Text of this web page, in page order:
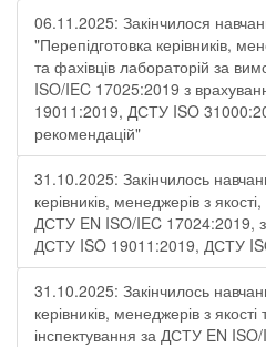
06.11.2025: Закінчилося
"Перепідготовка керівників,
та фахівців лабораторій за
ISO/IEC 17025:2019 з
19011:2019, ДСТУ ISO
рекомендацій"
31.10.2025: Закінчилось
керівників, менеджерів з
ДСТУ EN ISO/IEC 17024:2019,
ДСТУ ISO 19011:2019, ДСТУ
31.10.2025: Закінчилось
керівників, менеджерів з якості
інспектування за ДСТУ EN